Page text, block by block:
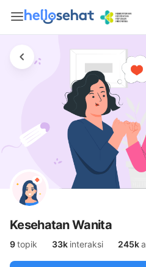
Kesehatan Wanita
9topik 33k interaksi 245k